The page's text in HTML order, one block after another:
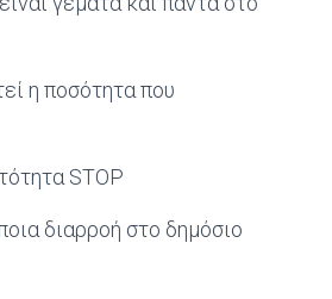
η ποσότητα που
STOP
διαρροή στο δημόσιο